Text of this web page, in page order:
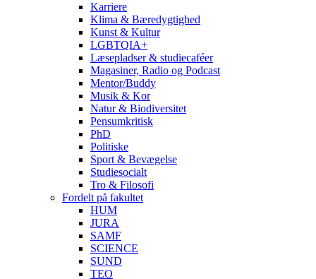
Karriere
Klima & Bæredygtighed
Kunst & Kultur
LGBTQIA+
Læsepladser & studiecaféer
Magasiner, Radio og Podcast
Mentor/Buddy
Musik & Kor
Natur & Biodiversitet
Pensumkritisk
PhD
Politiske
Sport & Bevægelse
Studiesocialt
Tro & Filosofi
Fordelt på fakultet
HUM
JURA
SAMF
SCIENCE
SUND
TEO